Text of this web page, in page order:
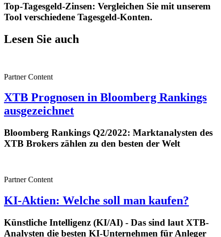
Top-Tagesgeld-Zinsen: Vergleichen Sie mit unserem
Tool verschiedene Tagesgeld-Konten.
Lesen Sie auch
Partner Content
XTB Prognosen in Bloomberg Rankings
ausgezeichnet
Bloomberg Rankings Q2/2022: Marktanalysten des
XTB Brokers zählen zu den besten der Welt
Partner Content
KI-Aktien: Welche soll man kaufen?
Künstliche Intelligenz (KI/AI) - Das sind laut XTB-
Analysten die besten KI-Unternehmen für Anleger